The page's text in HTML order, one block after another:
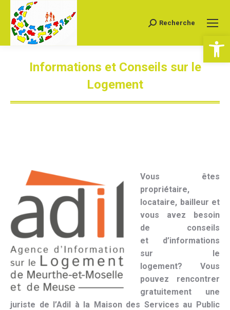
Recherche
Recherche
Informations et Conseils sur le
Logement
Vous êtes ici :
Vous êtes
propriétaire,
locataire, bailleur et
vous avez besoin
de conseils
et d’informations
sur le
logement? Vous
pouvez rencontrer
gratuitement une
juriste de l’Adil à la Maison des Services au Public